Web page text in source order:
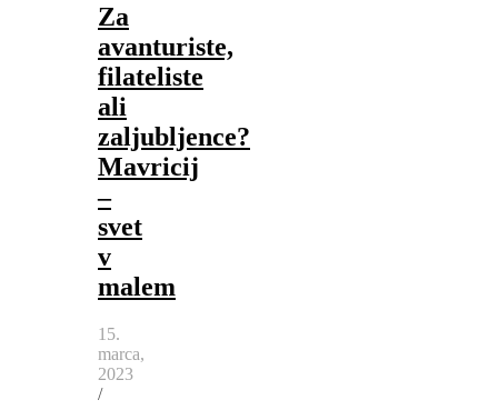
Za
avanturiste,
filateliste
ali
zaljubljence?
Mavricij
–
svet
v
malem
15.
marca,
2023
/